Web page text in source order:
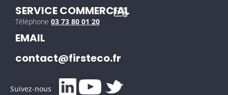
SERVICE COMMERCIAL
Téléphone 03 73 80 01 20
EMAIL
contact@firsteco.fr
Suivez-nous